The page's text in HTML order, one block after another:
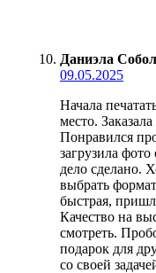
Даниэла
09.05.2025
Начала
место.
Понравился
загрузила
дело сделано.
выбрать
быстрая,
Качество на
смотреть.
подарок для
со своей